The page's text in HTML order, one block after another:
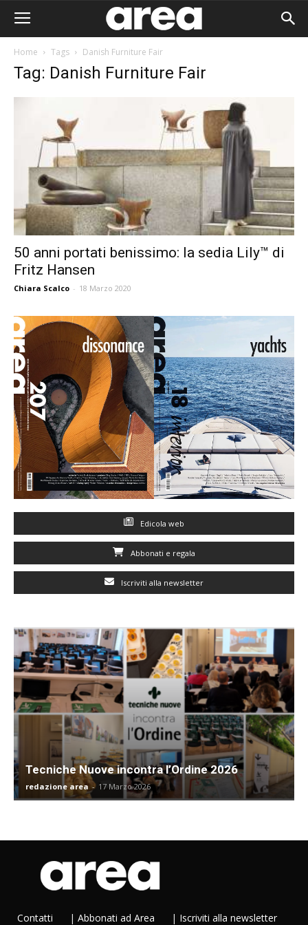
Home Tags Danish Furniture Fair
Tag: Danish Furniture Fair
50 anni portati benissimo: la sedia Lily™ di
Fritz Hansen
Chiara Scalco - 18 Marzo 2020
Edicola web
Abbonati e regala
Iscriviti alla newsletter
Tecniche Nuove incontra l’Ordine 2026
redazione area - 17 Marzo 2026
Contatti | Abbonati ad Area | Iscriviti alla newsletter